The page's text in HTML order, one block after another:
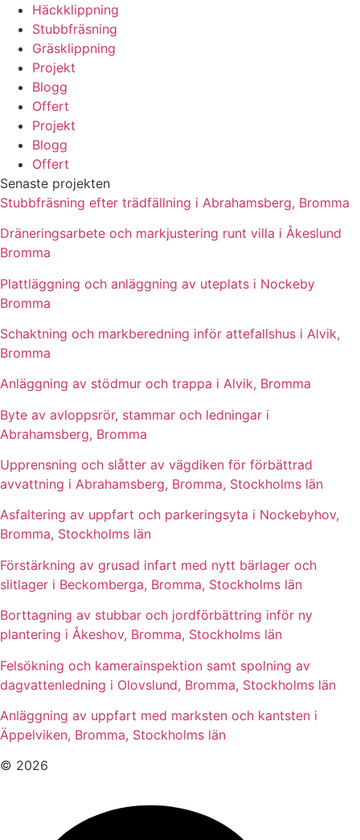
Häckklippning
Stubbfräsning
Gräsklippning
Projekt
Blogg
Offert
Projekt
Blogg
Offert
Senaste projekten
Stubbfräsning efter trädfällning i Abrahamsberg, Bromma
Dräneringsarbete och markjustering runt villa i Åkeslund
Bromma
Plattläggning och anläggning av uteplats i Nockeby
Bromma
Schaktning och markberedning inför attefallshus i Alvik,
Bromma
Anläggning av stödmur och trappa i Alvik, Bromma
Byte av avloppsrör, stammar och ledningar i
Abrahamsberg, Bromma
Upprensning och slåtter av vägdiken för förbättrad
avvattning i Abrahamsberg, Bromma, Stockholms län
Asfaltering av uppfart och parkeringsyta i Nockebyhov,
Bromma, Stockholms län
Förstärkning av grusad infart med nytt bärlager och
slitlager i Beckomberga, Bromma, Stockholms län
Borttagning av stubbar och jordförbättring inför ny
plantering i Åkeshov, Bromma, Stockholms län
Felsökning och kamerainspektion samt spolning av
dagvattenledning i Olovslund, Bromma, Stockholms län
Anläggning av uppfart med marksten och kantsten i
Äppelviken, Bromma, Stockholms län
© 2026